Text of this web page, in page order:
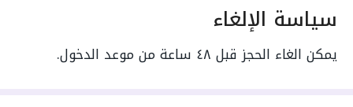
سياسة الإلغاء
يمكن الغاء الحجز قبل ٤٨ ساعة من موعد الدخول.